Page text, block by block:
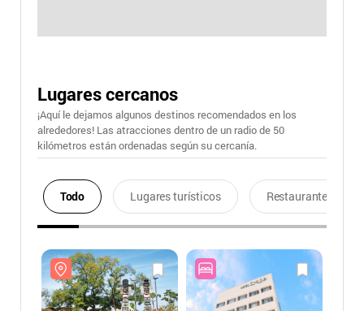
Lugares cercanos
¡Aquí le dejamos algunos destinos recomendados en los
alrededores! Las atracciones dentro de un radio de 50
kilómetros están ordenadas según su cercanía.
Todo Lugares turísticos Restaurantes